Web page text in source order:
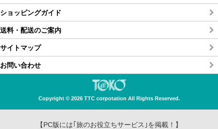
ショッピングガイド
送料・配送のご案内
サイトマップ
お問い合わせ
Copyright © 2026 TTC corpotation All Rights Reserved.
【PC版には｢旅のお役立ちサービス｣を掲載！】